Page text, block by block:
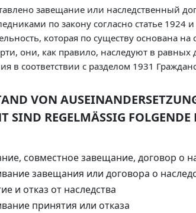
завещание или наследственный
по закону согласно статье 1924
которая по существу основана
они, как правило, наследуют в равных
в соответствии с разделом 1931
VON
SIND REGELMÄSSIG FOLGENDE
совместное завещание, договор о
завещания или договора о
и отказ от наследства
принятия или отказа